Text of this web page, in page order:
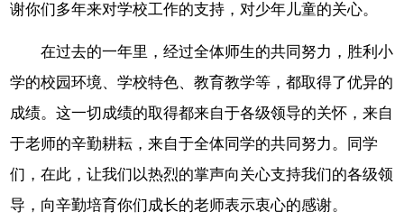
谢你们多年来对学校工作的支持，对少年儿童的关心。
在过去的一年里，经过全体师生的共同努力，胜利小
学的校园环境、学校特色、教育教学等，都取得了优异的
成绩。这一切成绩的取得都来自于各级领导的关怀，来自
于老师的辛勤耕耘，来自于全体同学的共同努力。同学
们，在此，让我们以热烈的掌声向关心支持我们的各级领
导，向辛勤培育你们成长的老师表示衷心的感谢。